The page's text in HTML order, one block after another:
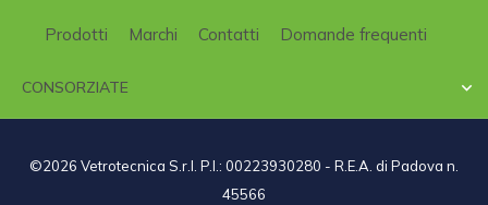
Prodotti Marchi Contatti Domande frequenti
CONSORZIATE 
©2026 Vetrotecnica S.r.l. P.I.: 00223930280 - R.E.A. di Padova n.
45566